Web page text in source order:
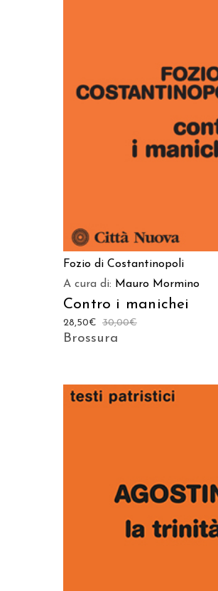
Fozio di Costantinopoli
A cura di: Mauro Mormino
Contro i manichei
30,00€
28,50€
Brossura
AGGIUNGI AL CARRELLO